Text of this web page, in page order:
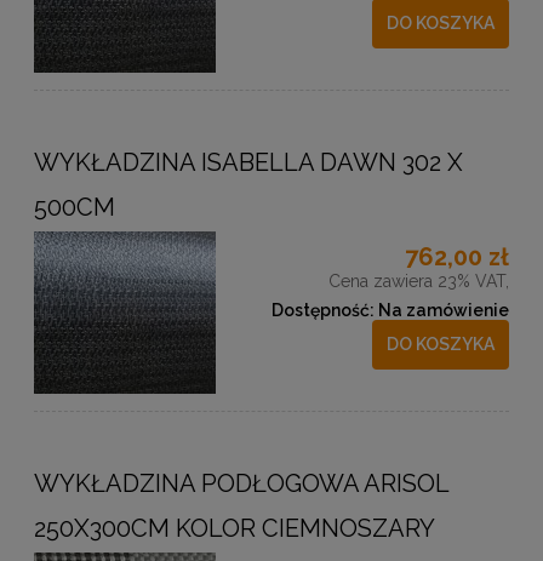
DO KOSZYKA
WYKŁADZINA ISABELLA DAWN 302 X
500CM
762,00 zł
Cena zawiera 23% VAT,
Dostępność: Na zamówienie
DO KOSZYKA
WYKŁADZINA PODŁOGOWA ARISOL
250X300CM KOLOR CIEMNOSZARY